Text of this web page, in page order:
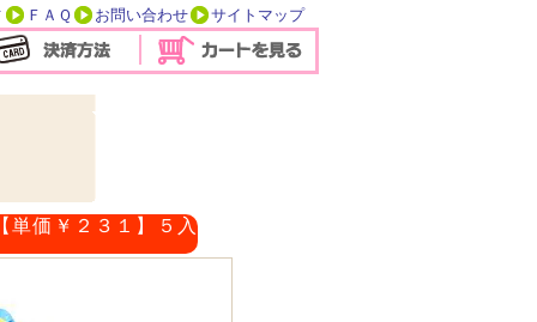
ＦＡＱ お問い合わせ サイトマップ
単価￥２３１】５入